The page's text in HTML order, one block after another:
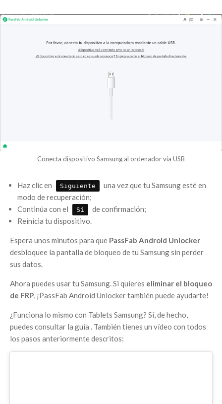
Conecta dispositivo Samsung al ordenador vía USB
Haz clic en Siguiente
una vez que tu Samsung esté en
modo de recuperación;
Continúa con el
Sí
de confirmación;
Reinicia tu dispositivo.
Espera unos minutos para que PassFab Android Unlocker
desbloquee la pantalla de bloqueo de tu Samsung sin perder
sus datos.
Ahora puedes usar tu Samsung. Si quieres eliminar el bloqueo
de FRP, ¡PassFab Android Unlocker también puede ayudarte!
¿Funciona lo mismo con Tablets Samsung? Sí, de hecho,
puedes consultar la guía . También tienes un vídeo con todos
los pasos anteriormente descritos: